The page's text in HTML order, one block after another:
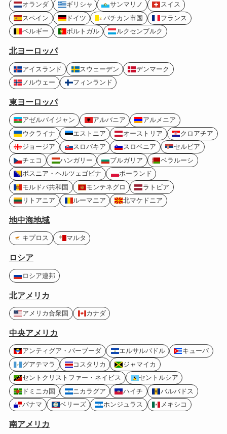
オランダ
ギリシャ サンマリノ
スイス
スペイン
ドイツ バチカン市国
フランス
ベルギー
ポルトガル ルクセンブルク
北ヨーロッパ
アイスランド スウェーデン
デンマーク
ノルウェー
フィンランド
東ヨーロッパ
アゼルバイジャン アルバニア
アルメニア
ウクライナ
エストニア オーストリア
クロアチア
ジョージア
スロバキア スロベニア
セルビア
チェコ
ハンガリー ブルガリア
ベラルーシ
ボスニア・ヘルツェゴビナ
ポーランド
モルドバ共和国
モンテネグロ
ラトビア
リトアニア
ルーマニア 北マケドニア
地中海地域
キプロス マルタ
ロシア
ロシア連邦
北アメリカ
アメリカ合衆国 カナダ
中央アメリカ
アンティグア・バーブーダ エルサルバドル
キューバ
グアテマラ
コスタリカ
ジャマイカ
セントクリストファー・ネイビス
セントルシア
ドミニカ国
ニカラグア ハイチ
バルバドス
パナマ
ベリーズ ホンジュラス メキシコ
南アメリカ